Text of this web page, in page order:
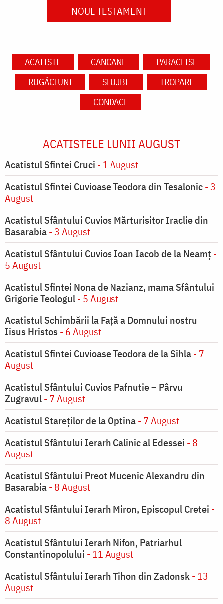
NOUL TESTAMENT
ACATISTE CANOANE
PARACLISE
RUGĂCIUNI
SLUJBE
TROPARE
CONDACE
ACATISTELE LUNII AUGUST
Acatistul Sfintei Cruci - 1 August
Acatistul Sfintei Cuvioase Teodora din Tesalonic- 3
August
Acatistul Sfântului Cuvios Mărturisitor Iraclie din
Basarabia- 3 August
Acatistul Sfântului Cuvios Ioan Iacob de la Neamț -
5 August
Acatistul Sfintei Nona de Nazianz, mama Sfântului
Grigorie Teologul- 5 August
Acatistul Schimbării la Faţă a Domnului nostru
Iisus Hristos - 6 August
Acatistul Sfintei Cuvioase Teodora de la Sihla- 7
August
Acatistul Sfântului Cuvios Pafnutie – Pârvu
Zugravul- 7 August
Acatistul Stareţilor de la Optina- 7 August
Acatistul Sfântului Ierarh Calinic al Edessei - 8
August
Acatistul Sfântului Preot Mucenic Alexandru din
Basarabia- 8 August
Acatistul Sfântului Ierarh Miron, Episcopul Cretei -
8 August
Acatistul Sfântului Ierarh Nifon, Patriarhul
Constantinopolului - 11 August
Acatistul Sfântului Ierarh Tihon din Zadonsk- 13
August